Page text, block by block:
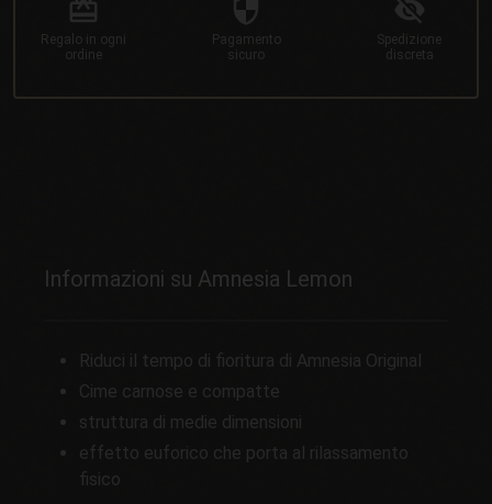
Regalo in ogni
ordine
Pagamento
sicuro
Spedizione
discreta
Informazioni su Amnesia Lemon
Riduci il tempo di fioritura di Amnesia Original
Cime carnose e compatte
struttura di medie dimensioni
effetto euforico che porta al rilassamento
fisico